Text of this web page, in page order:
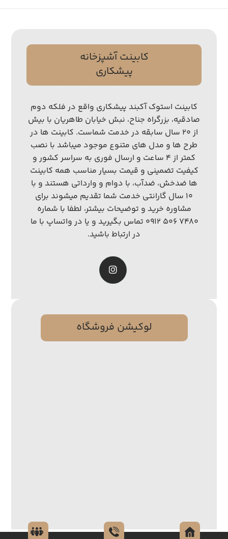
کابینت آشپزخانه
پیشکاری
کابینت استوک آکبند پیشکاری واقع در فلکه دوم
صادقیه، بزرگراه جناح، نبش خیابان طاهریان با بیش
از ۲۰ سال سابقه در خدمت شماست. کابینت ها در
طرح ها و مدل های متنوع موجود میباشد با نصب
کمتر از ۴ ساعت و ارسال فوری به سراسر کشور و
کیفیت تضمینی و قیمت بسیار مناسب همه کابینت
ها ضدخش، ضدآب، با دوام و وارداتی هستند و با
۱۰ سال گارانتی خدمت شما تقدیم میشوند برای
مشاوره خرید و توضیحات بیشتر، لطفا با شماره
۷۴۸۰ ۵۰۶ ۰۹۱۲ تماس بگیرید و یا در واتساپ با ما
در ارتباط باشید.
لوکیشن فروشگاه